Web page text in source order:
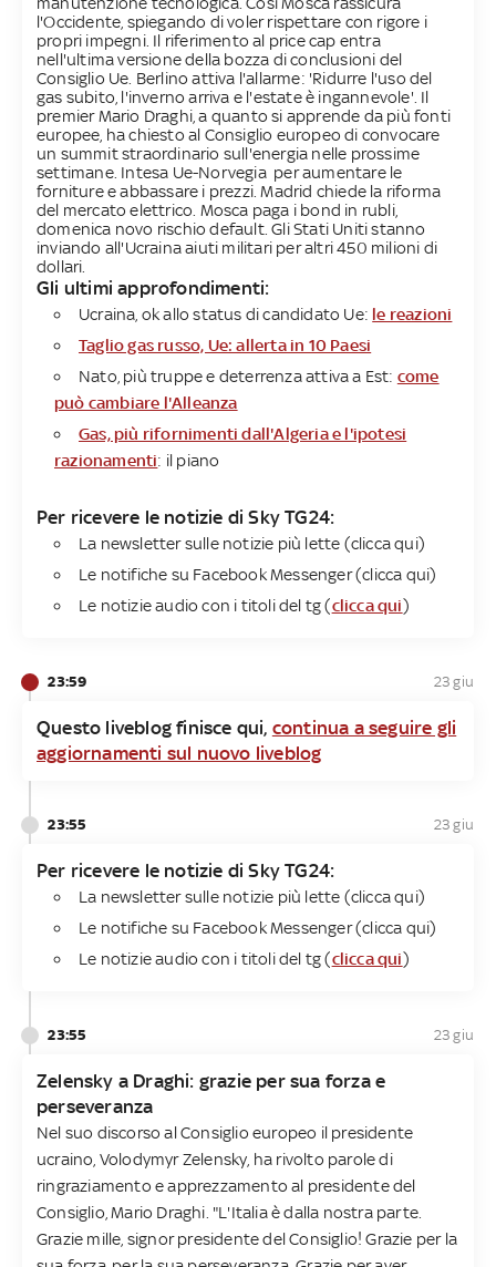
l'Occidente, spiegando di voler rispettare con rigore i
propri impegni. Il riferimento al price cap entra
nell'ultima versione della bozza di conclusioni del
Consiglio Ue. Berlino attiva l'allarme: 'Ridurre l'uso del
gas subito, l'inverno arriva e l'estate è ingannevole'. Il
premier Mario Draghi, a quanto si apprende da più fonti
europee, ha chiesto al Consiglio europeo di convocare
un summit straordinario sull'energia nelle prossime
settimane. Intesa Ue-Norvegia per aumentare le
forniture e abbassare i prezzi. Madrid chiede la riforma
del mercato elettrico. Mosca paga i bond in rubli,
domenica novo rischio default. Gli Stati Uniti stanno
inviando all'Ucraina aiuti militari per altri 450 milioni di
dollari.
Gli ultimi approfondimenti:
Ucraina, ok allo status di candidato Ue: le reazioni
Taglio gas russo, Ue: allerta in 10 Paesi
Nato, più truppe e deterrenza attiva a Est: come
può cambiare l'Alleanza
Gas, più rifornimenti dall'Algeria e l'ipotesi
razionamenti: il piano
Per ricevere le notizie di Sky TG24​:
La newsletter sulle notizie più lette (clicca qui)
Le notifiche su Facebook Messenger (clicca qui)
Le notizie audio con i titoli del tg (clicca qui)
23:59 23 giu
Questo liveblog finisce qui, continua a seguire gli
aggiornamenti sul nuovo liveblog
23:55 23 giu
Per ricevere le notizie di Sky TG24​:
La newsletter sulle notizie più lette (clicca qui)
Le notifiche su Facebook Messenger (clicca qui)
Le notizie audio con i titoli del tg (clicca qui)
23:55 23 giu
Zelensky a Draghi: grazie per sua forza e
perseveranza
Nel suo discorso al Consiglio europeo il presidente
ucraino, Volodymyr Zelensky, ha rivolto parole di
ringraziamento e apprezzamento al presidente del
Consiglio, Mario Draghi. "L'Italia è dalla nostra parte.
Grazie mille, signor presidente del Consiglio! Grazie per la